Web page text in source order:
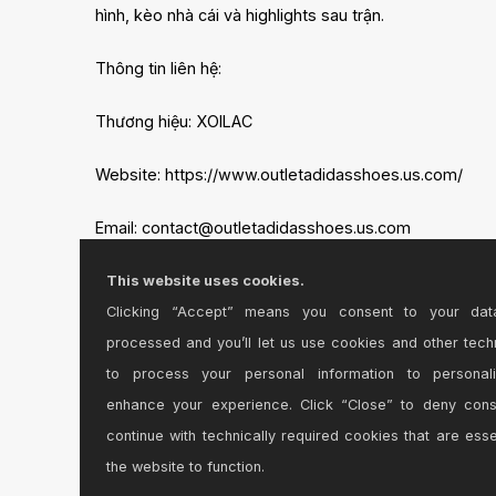
hình, kèo nhà cái và highlights sau trận.
Thông tin liên hệ:
Thương hiệu: XOILAC
Website: https://www.outletadidasshoes.us.com/
Email:contact@outletadidasshoes.us.com
Số điện thoại: 0932 204 831
Địa chỉ: 41 Trần Khánh Dư, Quận 1, TP. Hồ Chí Minh
Zip code: 700000
Hashtag:
#xoilac #outletadidasshoesuscom #xoilacbongda
This website uses cookies.
Clicking “Accept” means you consent to your
processed and you’ll let us use cookies and other
to process your personal information to
enhance your experience. Click “Close” to deny
continue with technically required cookies that are
the website to function.